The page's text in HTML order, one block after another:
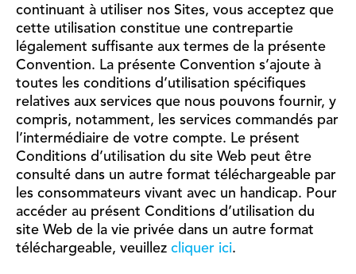
continuant à utiliser nos Sites, vous acceptez que
cette utilisation constitue une contrepartie
légalement suffisante aux termes de la présente
Convention. La présente Convention s’ajoute à
toutes les conditions d’utilisation spécifiques
relatives aux services que nous pouvons fournir, y
compris, notamment, les services commandés par
l’intermédiaire de votre compte. Le présent
Conditions d’utilisation du site Web peut être
consulté dans un autre format téléchargeable par
les consommateurs vivant avec un handicap. Pour
accéder au présent Conditions d’utilisation du
site Web de la vie privée dans un autre format
téléchargeable, veuillez cliquer ici.